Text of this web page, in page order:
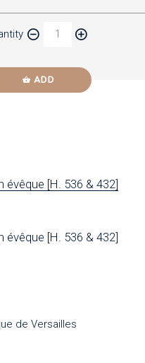
ADD
évêque [H. 536 & 432]
évêque [H. 536 & 432]
de Versailles